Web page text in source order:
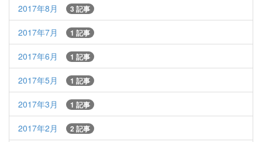
2017年8月 3 記事
2017年7月 1 記事
2017年6月 1 記事
2017年5月 1 記事
2017年3月 1 記事
2017年2月 2 記事